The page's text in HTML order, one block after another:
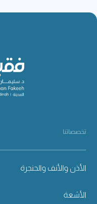
تخصصاتنا
الأذن والأنف والحنجرة
الأشعة